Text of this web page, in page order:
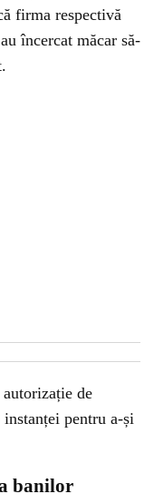
firma respectivă
încercat măcar să-
de
pentru a-și
banilor